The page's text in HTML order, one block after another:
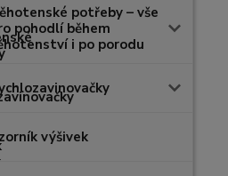
potřeby – vše
pohodlí během
i po porodu
výšivek